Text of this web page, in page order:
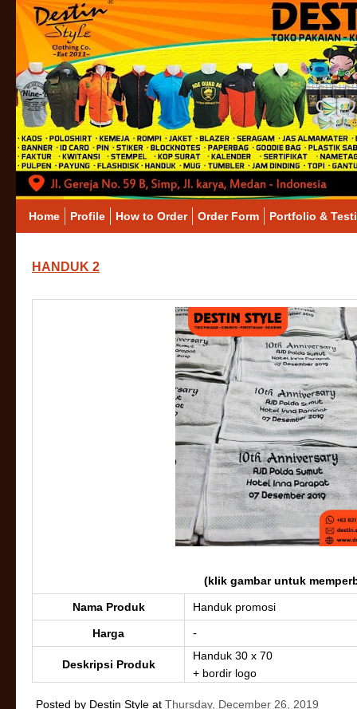
Home Profile How to Order Order Form Portfolio &
HANDUK 2
(klik gambar untuk
Nama Produk Handuk promosi
Harga -
Deskripsi Produk
Handuk 30 x 70
+ bordir logo
Posted by Destin Style at Thursday, December 26, 2019